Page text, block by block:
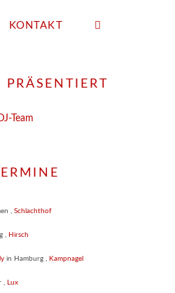
KONTAKT
, Schlachthof
, Hirsch
in Hamburg , Kampnagel
, Lux